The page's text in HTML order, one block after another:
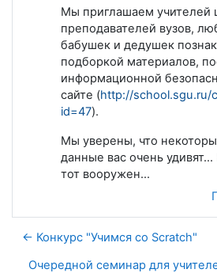
Мы приглашаем учителей
преподавателей вузов,
бабушек и дедушек
подборкой материалов,
информационной
сайте (http://school.sgu.ru/
id=47).
Мы уверены, что
данные вас очень
тот вооружен…
← Конкурс "Учимся со Scratch"
Очередной семинар для